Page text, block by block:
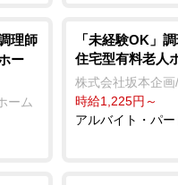
理師
ー
ーム
「未経験OK」
住宅型有料老人
株式会社坂本企
時給1,225円～
アルバイト・パ